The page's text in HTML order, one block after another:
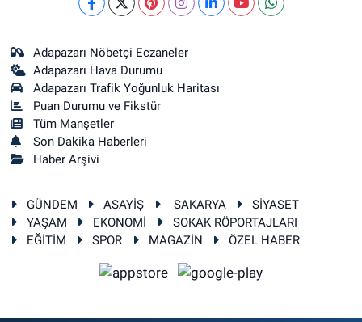
Adapazarı Nöbetçi Eczaneler
Adapazarı Hava Durumu
Adapazarı Trafik Yoğunluk Haritası
Puan Durumu ve Fikstür
Tüm Manşetler
Son Dakika Haberleri
Haber Arşivi
GÜNDEM ASAYİŞ SAKARYA
SİYASET
YAŞAM
EKONOMİ
SOKAK RÖPORTAJLARI
EĞİTİM
SPOR MAGAZİN ÖZEL HABER